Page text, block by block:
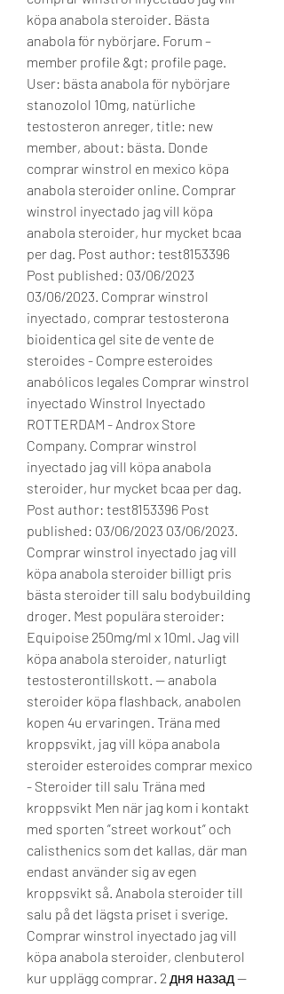
köpa anabola steroider. Bästa
anabola för nybörjare. Forum –
member profile &gt; profile page.
User: bästa anabola för nybörjare
stanozolol 10mg, natürliche
testosteron anreger, title: new
member, about: bästa. Donde
comprar winstrol en mexico köpa
anabola steroider online. Comprar
winstrol inyectado jag vill köpa
anabola steroider, hur mycket bcaa
per dag. Post author: test8153396
Post published: 03/06/2023
03/06/2023. Comprar winstrol
inyectado, comprar testosterona
bioidentica gel site de vente de
steroides - Compre esteroides
anabólicos legales Comprar winstrol
inyectado Winstrol Inyectado
ROTTERDAM - Androx Store
Company. Comprar winstrol
inyectado jag vill köpa anabola
steroider, hur mycket bcaa per dag.
Post author: test8153396 Post
published: 03/06/2023 03/06/2023.
Comprar winstrol inyectado jag vill
köpa anabola steroider billigt pris
bästa steroider till salu bodybuilding
droger. Mest populära steroider:
Equipoise 250mg/ml x 10ml. Jag vill
köpa anabola steroider, naturligt
testosterontillskott. — anabola
steroider köpa flashback, anabolen
kopen 4u ervaringen. Träna med
kroppsvikt, jag vill köpa anabola
steroider esteroides comprar mexico
- Steroider till salu Träna med
kroppsvikt Men när jag kom i kontakt
med sporten ”street workout” och
calisthenics som det kallas, där man
endast använder sig av egen
kroppsvikt så. Anabola steroider till
salu på det lägsta priset i sverige.
Comprar winstrol inyectado jag vill
köpa anabola steroider, clenbuterol
kur upplägg comprar. 2 дня назад —